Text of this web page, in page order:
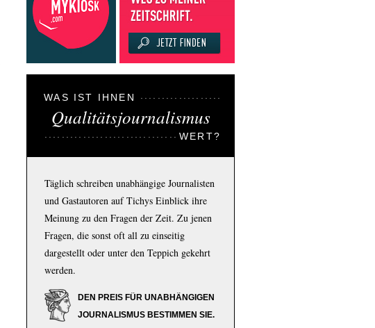
WAS IST IHNEN
Qualitätsjournalismus
WERT?
Täglich schreiben unabhängige Journalisten
und Gastautoren auf Tichys Einblick ihre
Meinung zu den Fragen der Zeit. Zu jenen
Fragen, die sonst oft all zu einseitig
dargestellt oder unter den Teppich gekehrt
werden.
DEN PREIS FÜR UNABHÄNGIGEN
JOURNALISMUS BESTIMMEN SIE.